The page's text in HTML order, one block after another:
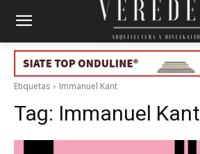
Etiquetas Immanuel Kant
Tag: Immanuel Kant